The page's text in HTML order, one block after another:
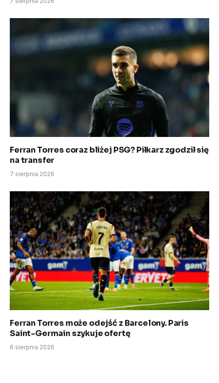
Ferran Torres coraz bliżej PSG? Piłkarz zgodził się
na transfer
7 sierpnia 2026
Ferran Torres może odejść z Barcelony. Paris
Saint-Germain szykuje ofertę
6 sierpnia 2026